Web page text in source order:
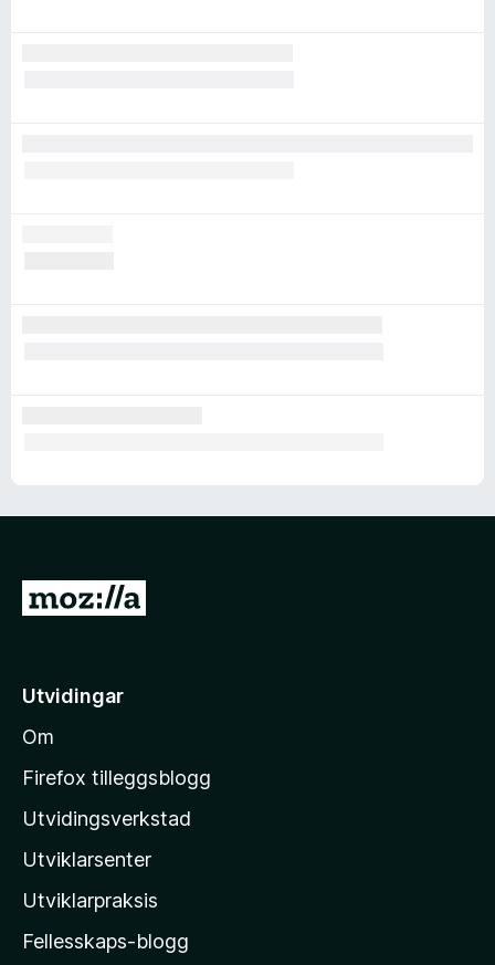
G
i
M
o
l
l
-
Utvidingar
Om
Firefox tilleggsblogg
Utvidingsverkstad
Utviklarsenter
Utviklarpraksis
Fellesskaps-blogg